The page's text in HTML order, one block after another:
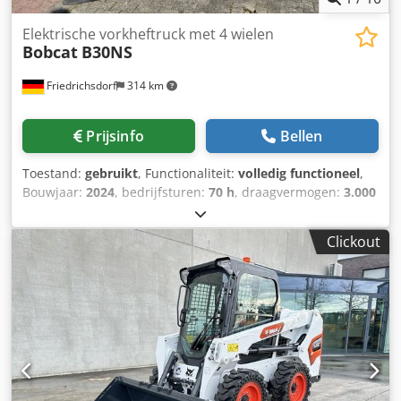
Friedrichsdorf 314 km
Elektrische vorkheftruck met 4 wielen
Bobcat B30NS
Prijsinfo Bellen
Toestand: gebruikt, Functionaliteit: volledig functioneel,
Bouwjaar: 2024, bedrijfsturen: 70 h, draagvermogen: 3.000
, vrije hefhoogte:
brandstoftype:elektrisch, masttype:triplex, bouwhoogte:
, vermogen: 16 kW (21,75 pk)
vorkenbordbreedte:
1.116 mm, vorklengte:1.200 mm,
leeggewicht:
4.850 kg , totale lengte:2.520 mm,
aandrijftype:
Elektro , bouwbreedte:1.244 mm, Elektrische
4-wiel vorkheftruck Lastzwaartepunt: 500 mm Vorkbreedte:
122 mm Vorkdikte: 45 mm Dedpfxezgybfs Agueck ISO-
klasse: ISO klasse 3 = 2.500 - 4.999 kg Masttype: Triplex
Snelheidsklasse: 15 Staat: Zo goed als nieuw Technische
Clickout